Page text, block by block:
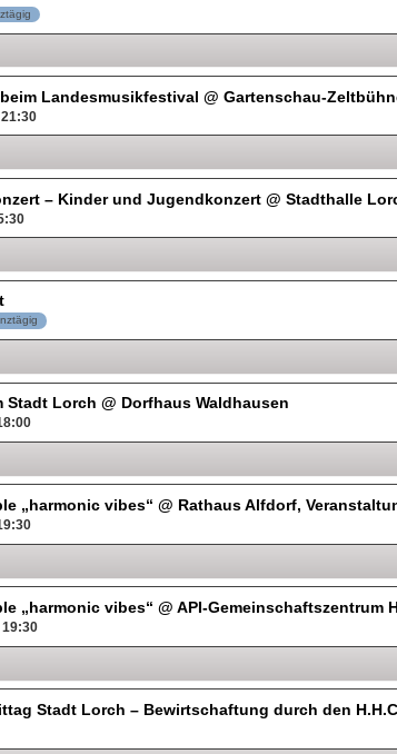
Landesmusikfestival@ Gartenschau-
– Kinder und Jugendkonzert@ Stadthalle
Stadt Lorch@ Dorfhaus Waldhausen
„harmonic vibes“@ Rathaus Alfdorf,
„harmonic vibes“@ API-Gemeinschaftszentrum
19:30
Stadt Lorch – Bewirtschaftung durch den